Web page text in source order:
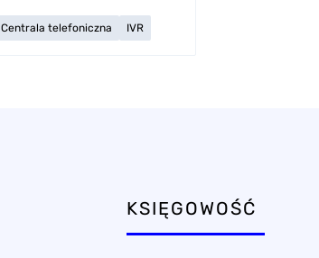
Centrala telefoniczna IVR
KSIĘGOWOŚĆ